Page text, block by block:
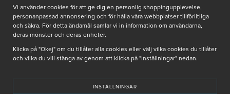
Genom att ge min e-post, accepterar jag Seth och Sallyintegritetspolicy
De uppgifter du matar in kommer endast användas till våra nyhetsbrev.
Vi använder cookies för att ge dig en personlig shoppingupplevelse,
personanpassad annonsering och för hålla våra webbplatser tillförlitliga
och säkra. För detta ändamål samlar vi in information om användarna,
deras mönster och deras enheter.
Klicka på "Okej" om du tillåter alla cookies eller välj vilka cookies du tillåter
och vilka du vill stänga av genom att klicka på "Inställningar" nedan.
INSTÄLLNINGAR